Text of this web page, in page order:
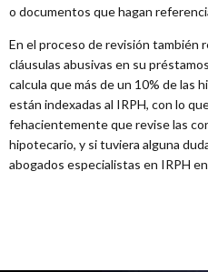
o documentos que hagan
En el proceso de revisión también
cláusulas abusivas en su
calcula que más de un 10% de las
están indexadas al IRPH, con lo
fehacientemente que revise las
hipotecario, y si tuviera alguna
abogados especialistas en IRPH